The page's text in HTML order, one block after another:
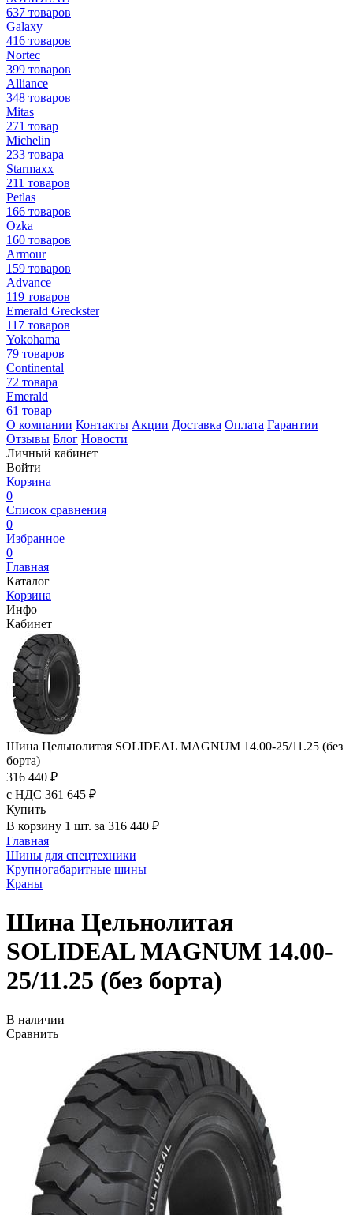
637 товаров
Galaxy
416 товаров
Nortec
399 товаров
Alliance
348 товаров
Mitas
271 товар
Michelin
233 товара
Starmaxx
211 товаров
Petlas
166 товаров
Ozka
160 товаров
Armour
159 товаров
Advance
119 товаров
Emerald Greckster
117 товаров
Yokohama
79 товаров
Continental
72 товара
Emerald
61 товар
О компании Контакты Акции Доставка Оплата Гарантии
Отзывы Блог Новости
Личный кабинет
Войти
Корзина
0
Список сравнения
0
Избранное
0
Главная
Каталог
Корзина
Инфо
Кабинет
Шина Цельнолитая SOLIDEAL MAGNUM 14.00-25/11.25 (без
борта)
316 440 ₽
с НДС 361 645 ₽
Купить
В корзину 1 шт. за 316 440 ₽
Главная
Шины для спецтехники
Крупногабаритные шины
Краны
Шина Цельнолитая
SOLIDEAL MAGNUM 14.00-
25/11.25 (без борта)
В наличии
Сравнить